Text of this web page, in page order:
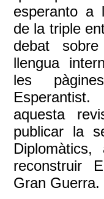
esperanto a
de la triple
debat
llengua
les
aquesta
publicar la
reconstruir
Gran Guerra.